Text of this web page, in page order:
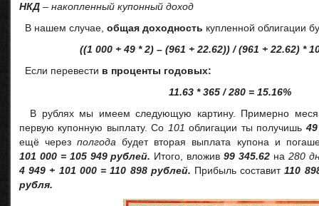
НКД – накопленный купонный доход
В нашем случае, общая доходность купленной облигации
((1 000 + 49 * 2) – (961 + 22.62)) / (961 + 22.62) *
Если перевести в проценты годовых:
11.63 * 365 / 280 = 15.16%
В рублях мы имеем следующую картину. Примерно
первую купонную выплату. Со 101 облигации ты получишь
ещё черезполгода будет вторая выплата купона и
101 000 = 105 949 рублей. Итого, вложив99 345.62на 280
4 949 + 101 000 = 110 898 рублей. Прибыль составит110
рубля.